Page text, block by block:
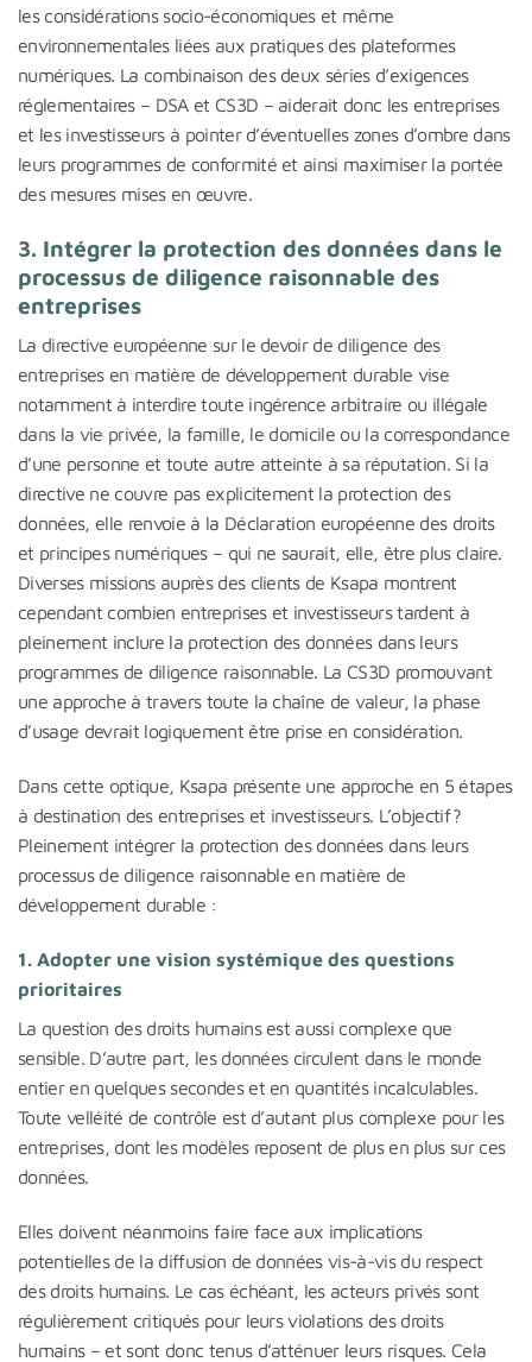
les considérations socio-économiques et même
environnementales liées aux pratiques des plateformes
numériques. La combinaison des deux séries d’exigences
réglementaires – DSA et CS3D – aiderait donc les entreprises
et les investisseurs à pointer d’éventuelles zones d’ombre dans
leurs programmes de conformité et ainsi maximiser la portée
des mesures mises en œuvre.
3. Intégrer la protection des données dans le
processus de diligence raisonnable des
entreprises
La directive européenne sur le devoir de diligence des
entreprises en matière de développement durable vise
notamment à interdire toute ingérence arbitraire ou illégale
dans la vie privée, la famille, le domicile ou la correspondance
d’une personne et toute autre atteinte à sa réputation. Si la
directive ne couvre pas explicitement la protection des
données, elle renvoie à la Déclaration européenne des droits
et principes numériques – qui ne saurait, elle, être plus claire.
Diverses missions auprès des clients de Ksapa montrent
cependant combien entreprises et investisseurs tardent à
pleinement inclure la protection des données dans leurs
programmes de diligence raisonnable. La CS3D promouvant
une approche à travers toute la chaîne de valeur, la phase
d’usage devrait logiquement être prise en considération.
Dans cette optique, Ksapa présente une approche en 5 étapes
à destination des entreprises et investisseurs. L’objectif ?
Pleinement intégrer la protection des données dans leurs
processus de diligence raisonnable en matière de
développement durable :
1. Adopter une vision systémique des questions
prioritaires
La question des droits humains est aussi complexe que
sensible. D’autre part, les données circulent dans le monde
entier en quelques secondes et en quantités incalculables.
Toute velléité de contrôle est d’autant plus complexe pour les
entreprises, dont les modèles reposent de plus en plus sur ces
données.
Elles doivent néanmoins faire face aux implications
potentielles de la diffusion de données vis-à-vis du respect
des droits humains. Le cas échéant, les acteurs privés sont
régulièrement critiqués pour leurs violations des droits
humains – et sont donc tenus d’atténuer leurs risques. Cela